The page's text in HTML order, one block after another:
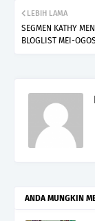
LEBIH LAMA
SEGMEN KATHY
BLOGLIST MEI-OGOS
ANDA MUNGKIN